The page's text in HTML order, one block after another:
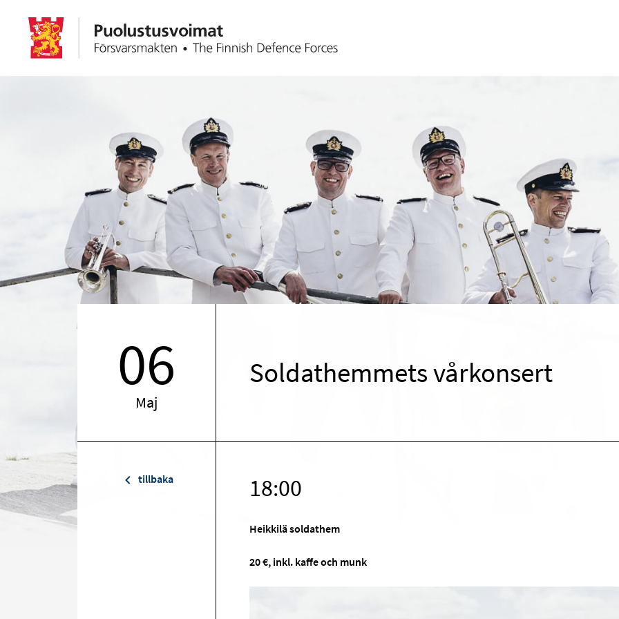
06
Maj
Soldathemmets vårkonsert
tillbaka 18:00
Heikkilä soldathem
20 €, inkl. kaffe och munk